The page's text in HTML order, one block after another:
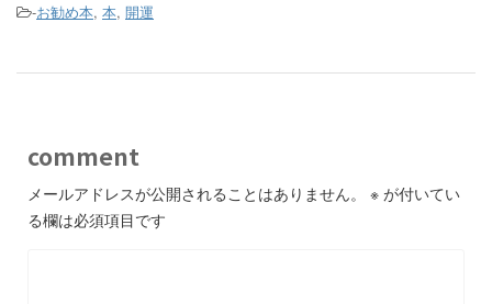
-お勧め本, 本, 開運
comment
メールアドレスが公開されることはありません。 ※ が付いてい
る欄は必須項目です